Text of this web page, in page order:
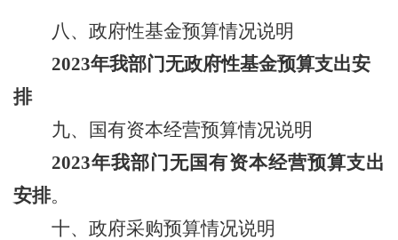
八、政府性基金预算情况说明
2023年我部门 无政府性基金预算支出安
排
九、国有资本经营预算情况说明
2023年我部门 无国有资本经营预算支出
安排。
十、政府采购预算情况说明